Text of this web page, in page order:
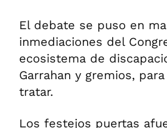
El debate se puso en
inmediaciones del
ecosistema de
Garrahan y gremios,
tratar.
Los festejos puertas